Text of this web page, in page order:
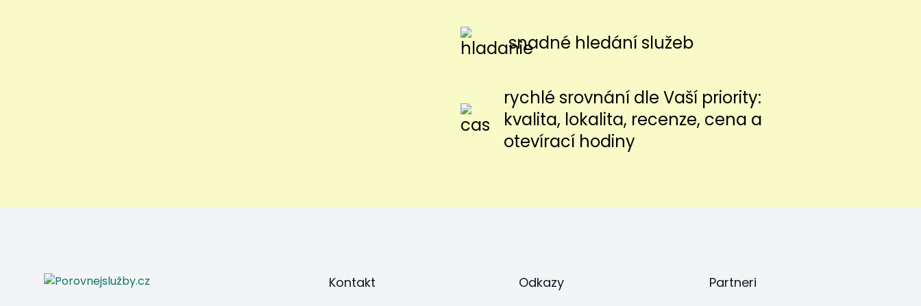
snadné hledání služeb
rychlé srovnání dle Vaší priority:
kvalita, lokalita, recenze, cena a
otevírací hodiny
Kontakt Odkazy Partneri